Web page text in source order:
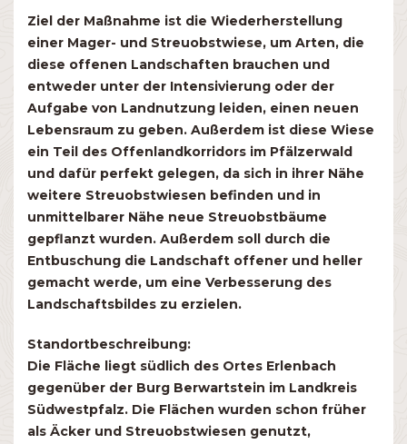
Ziel der Maßnahme ist die Wiederherstellung
einer Mager- und Streuobstwiese, um Arten, die
diese offenen Landschaften brauchen und
entweder unter der Intensivierung oder der
Aufgabe von Landnutzung leiden, einen neuen
Lebensraum zu geben. Außerdem ist diese Wiese
ein Teil des Offenlandkorridors im Pfälzerwald
und dafür perfekt gelegen, da sich in ihrer Nähe
weitere Streuobstwiesen befinden und in
unmittelbarer Nähe neue Streuobstbäume
gepflanzt wurden. Außerdem soll durch die
Entbuschung die Landschaft offener und heller
gemacht werde, um eine Verbesserung des
Landschaftsbildes zu erzielen.
Standortbeschreibung:
Die Fläche liegt südlich des Ortes Erlenbach
gegenüber der Burg Berwartstein im Landkreis
Südwestpfalz. Die Flächen wurden schon früher
als Äcker und Streuobstwiesen genutzt,